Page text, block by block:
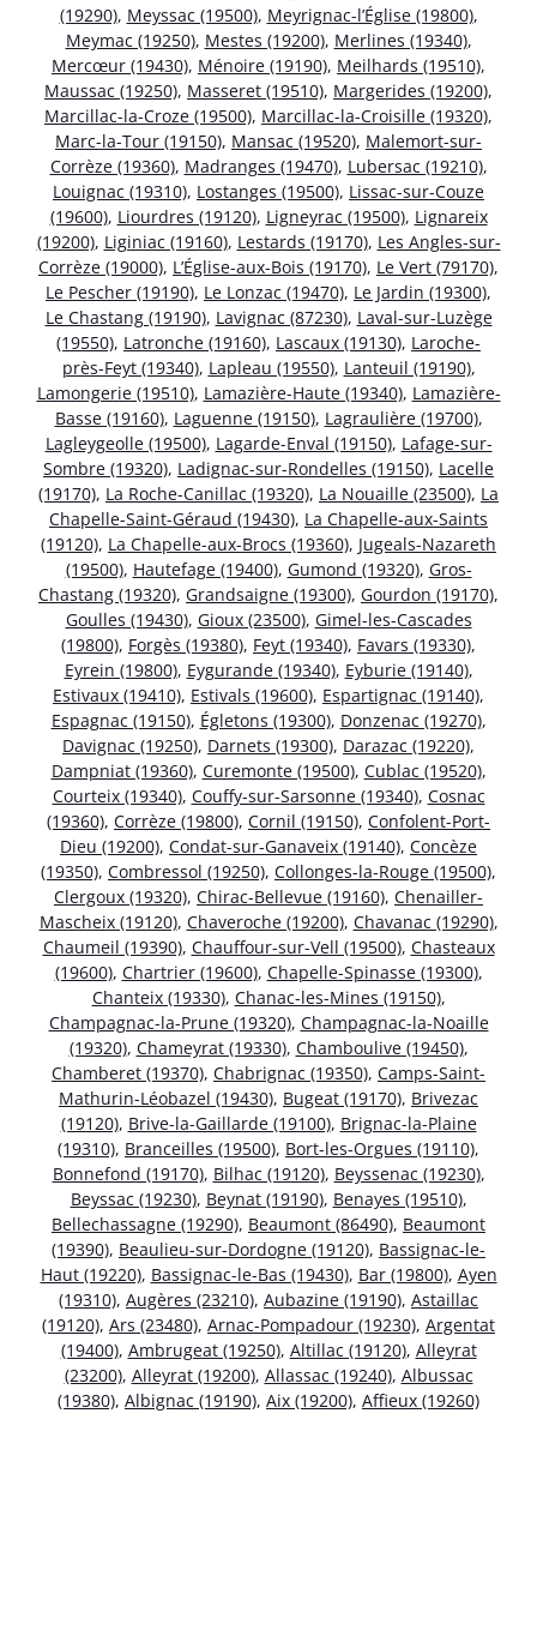
(19290), Meyssac (19500), Meyrignac-l’Église (19800),
Meymac (19250), Mestes (19200), Merlines (19340),
Mercœur (19430), Ménoire (19190), Meilhards (19510),
Maussac (19250), Masseret (19510), Margerides (19200),
Marcillac-la-Croze (19500), Marcillac-la-Croisille (19320),
Marc-la-Tour (19150), Mansac (19520), Malemort-sur-
Corrèze (19360), Madranges (19470), Lubersac (19210),
Louignac (19310), Lostanges (19500), Lissac-sur-Couze
(19600), Liourdres (19120), Ligneyrac (19500), Lignareix
(19200), Liginiac (19160), Lestards (19170), Les Angles-sur-
Corrèze (19000), L’Église-aux-Bois (19170), Le Vert (79170),
Le Pescher (19190), Le Lonzac (19470), Le Jardin (19300),
Le Chastang (19190), Lavignac (87230), Laval-sur-Luzège
(19550), Latronche (19160), Lascaux (19130), Laroche-
près-Feyt (19340), Lapleau (19550), Lanteuil (19190),
Lamongerie (19510), Lamazière-Haute (19340), Lamazière-
Basse (19160), Laguenne (19150), Lagraulière (19700),
Lagleygeolle (19500), Lagarde-Enval (19150), Lafage-sur-
Sombre (19320), Ladignac-sur-Rondelles (19150), Lacelle
(19170), La Roche-Canillac (19320), La Nouaille (23500), La
Chapelle-Saint-Géraud (19430), La Chapelle-aux-Saints
(19120), La Chapelle-aux-Brocs (19360), Jugeals-Nazareth
(19500), Hautefage (19400), Gumond (19320), Gros-
Chastang (19320), Grandsaigne (19300), Gourdon (19170),
Goulles (19430), Gioux (23500), Gimel-les-Cascades
(19800), Forgès (19380), Feyt (19340), Favars (19330),
Eyrein (19800), Eygurande (19340), Eyburie (19140),
Estivaux (19410), Estivals (19600), Espartignac (19140),
Espagnac (19150), Égletons (19300), Donzenac (19270),
Davignac (19250), Darnets (19300), Darazac (19220),
Dampniat (19360), Curemonte (19500), Cublac (19520),
Courteix (19340), Couffy-sur-Sarsonne (19340), Cosnac
(19360), Corrèze (19800), Cornil (19150), Confolent-Port-
Dieu (19200), Condat-sur-Ganaveix (19140), Concèze
(19350), Combressol (19250), Collonges-la-Rouge (19500),
Clergoux (19320), Chirac-Bellevue (19160), Chenailler-
Mascheix (19120), Chaveroche (19200), Chavanac (19290),
Chaumeil (19390), Chauffour-sur-Vell (19500), Chasteaux
(19600), Chartrier (19600), Chapelle-Spinasse (19300),
Chanteix (19330), Chanac-les-Mines (19150),
Champagnac-la-Prune (19320), Champagnac-la-Noaille
(19320), Chameyrat (19330), Chamboulive (19450),
Chamberet (19370), Chabrignac (19350), Camps-Saint-
Mathurin-Léobazel (19430), Bugeat (19170), Brivezac
(19120), Brive-la-Gaillarde (19100), Brignac-la-Plaine
(19310), Branceilles (19500), Bort-les-Orgues (19110),
Bonnefond (19170), Bilhac (19120), Beyssenac (19230),
Beyssac (19230), Beynat (19190), Benayes (19510),
Bellechassagne (19290), Beaumont (86490), Beaumont
(19390), Beaulieu-sur-Dordogne (19120), Bassignac-le-
Haut (19220), Bassignac-le-Bas (19430), Bar (19800), Ayen
(19310), Augères (23210), Aubazine (19190), Astaillac
(19120), Ars (23480), Arnac-Pompadour (19230), Argentat
(19400), Ambrugeat (19250), Altillac (19120), Alleyrat
(23200), Alleyrat (19200), Allassac (19240), Albussac
(19380), Albignac (19190), Aix (19200), Affieux (19260)